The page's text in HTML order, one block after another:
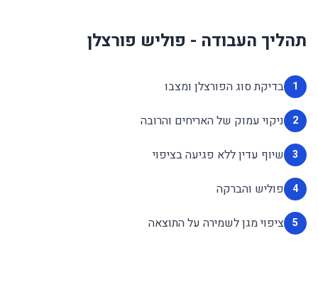
תהליך העבודה - פוליש פורצלן
1 בדיקת סוג הפורצלן ומצבו
2 ניקוי עמוק של האריחים והרובה
3 שיוף עדין ללא פגיעה בציפוי
4 פוליש והברקה
5 ציפוי מגן לשמירה על התוצאה